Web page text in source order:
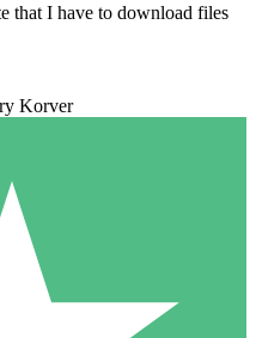
that I have to download files
Korver